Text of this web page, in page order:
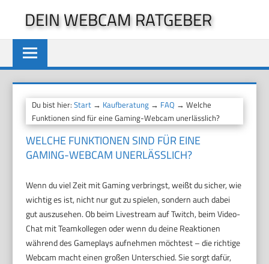
springen
DEIN WEBCAM RATGEBER
Du bist hier:Start → Kaufberatung → FAQ → Welche
Funktionen sind für eine Gaming-Webcam unerlässlich?
WELCHE FUNKTIONEN SIND FÜR EINE
GAMING-WEBCAM UNERLÄSSLICH?
Wenn du viel Zeit mit Gaming verbringst, weißt du sicher, wie
wichtig es ist, nicht nur gut zu spielen, sondern auch dabei
gut auszusehen. Ob beim Livestream auf Twitch, beim Video-
Chat mit Teamkollegen oder wenn du deine Reaktionen
während des Gameplays aufnehmen möchtest – die richtige
Webcam macht einen großen Unterschied. Sie sorgt dafür,